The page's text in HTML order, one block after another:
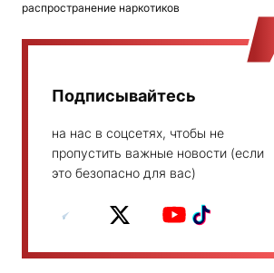
распространение наркотиков
Подписывайтесь
на нас в соцсетях, чтобы не
пропустить важные новости (если
это безопасно для вас)